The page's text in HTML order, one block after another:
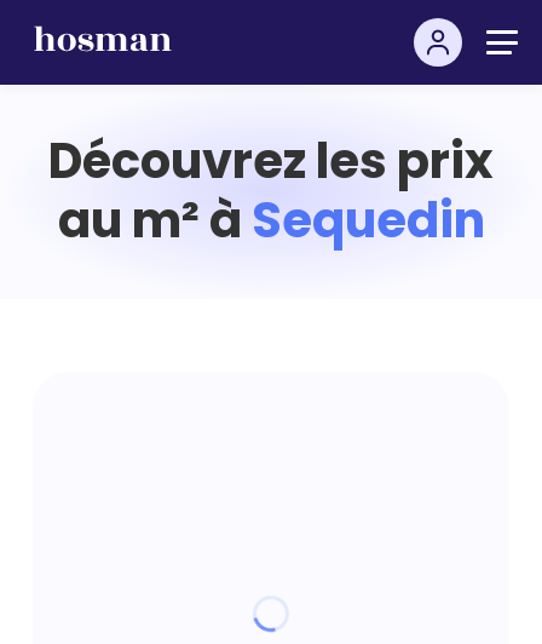
Découvrez les prix
au m² à Sequedin